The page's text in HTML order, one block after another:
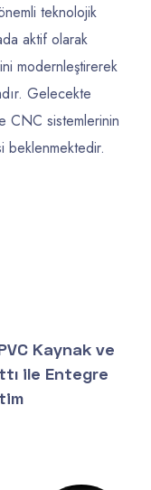
teknolojik
aktif olarak
modernleştirerek
Gelecekte
CNC sistemlerinin
beklenmektedir.
Kaynak ve
ile Entegre